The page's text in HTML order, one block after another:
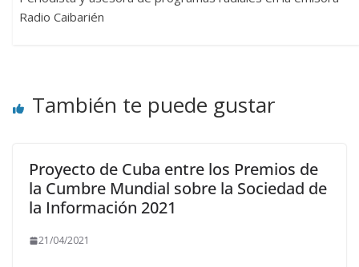
Radio Caibarién
También te puede gustar
Proyecto de Cuba entre los Premios de
la Cumbre Mundial sobre la Sociedad de
la Información 2021
21/04/2021